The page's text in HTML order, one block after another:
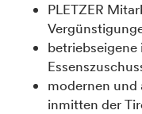
PLETZER
modernen und
inmitten der